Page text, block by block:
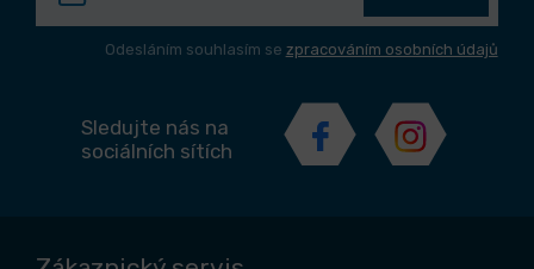
Odesláním souhlasím se zpracováním osobních údajů
Sledujte nás na
sociálních sítích